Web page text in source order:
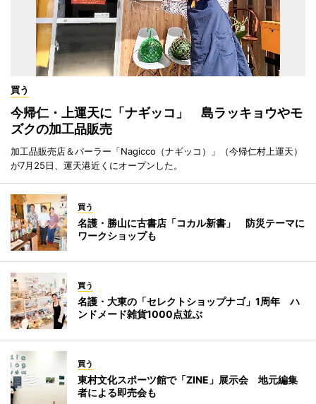
買う
今帰仁・上運天に「ナギッコ」 島ラッキョウやモ
ズクの加工品販売
加工品販売店＆パーラー「Nagicco（ナギッコ）」（今帰仁村上運天）
が7月25日、運天港近くにオープンした。
買う
名護・勝山に古書店「コカル新書」 防災テーマに
ワークショップも
買う
名護・大東の「セレクトショップナゴ」1周年 ハ
ンドメード雑貨1000点並ぶ
買う
東村文化スポーツ館で「ZINE」展示会 地元編集
者による即売会も